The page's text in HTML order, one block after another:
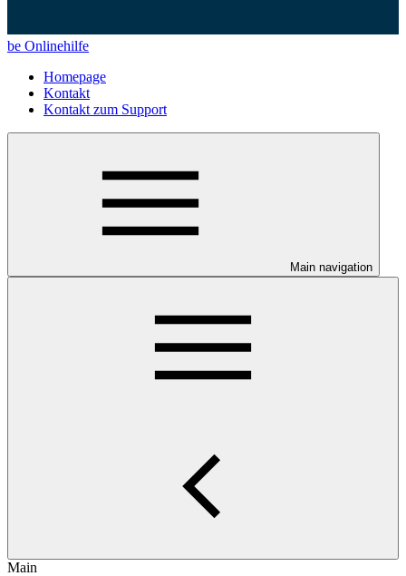
be Onlinehilfe
Homepage
Kontakt
Kontakt zum Support
Main navigation
Main